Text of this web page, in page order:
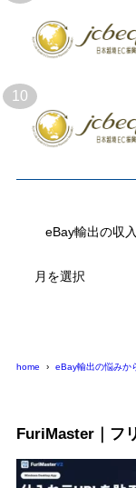
10
home eBay輸出の悩みか
FuriMaster｜フ